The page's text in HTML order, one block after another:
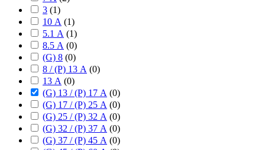
3 (1)
10 А (1)
5.1 А (1)
8.5 А (0)
(G) 8 (0)
8 / (P) 13 А (0)
13 А (0)
(G) 13 / (P) 17 А (0)
(G) 17 / (P) 25 А (0)
(G) 25 / (P) 32 А (0)
(G) 32 / (P) 37 А (0)
(G) 37 / (P) 45 А (0)